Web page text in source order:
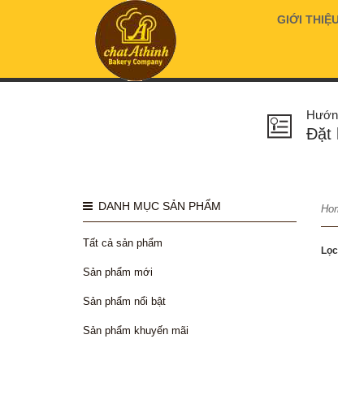
GIỚI
Đặt
DANH MỤC SẢN PHẨM
Tất cả sản phẩm
Sản phẩm mới
Sản phẩm nổi bật
Sản phẩm khuyến mãi